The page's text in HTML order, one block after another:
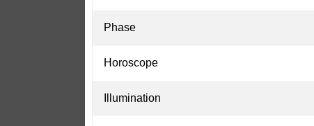
Phase
Horoscope
Illumination